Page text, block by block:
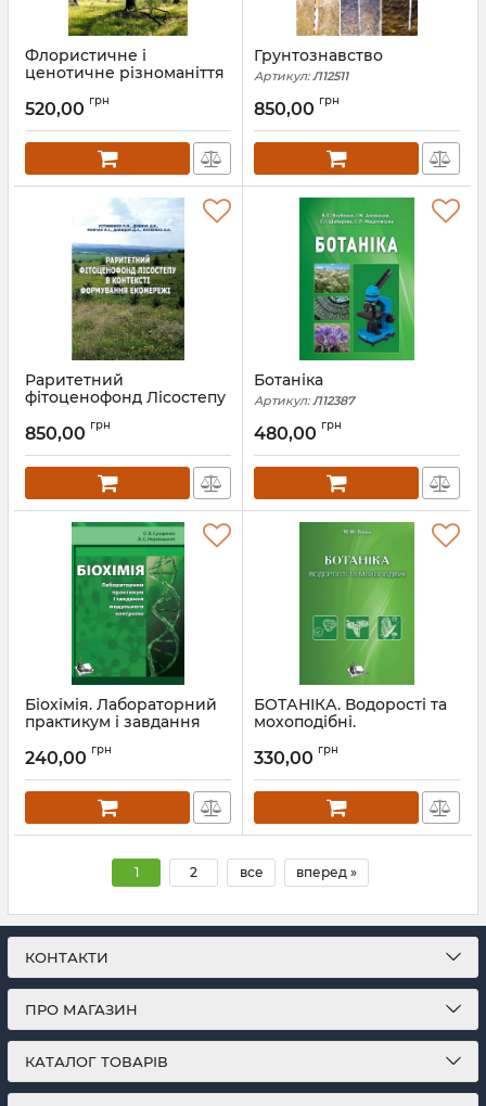
Флористичне і
ценотичне різноманіття
збереженні рослинного
Артикул: Л12468
520,00 грн
Грунтознавство
Артикул: Л12511
850,00 грн
Раритетний
фітоценофонд Лісостепу
екомережі
Артикул: Л12404
850,00 грн
Ботаніка
Артикул: Л12387
480,00 грн
Біохімія. Лабораторний
практикум і завдання
Артикул: Л12130
240,00 грн
БОТАНІКА. Водорості та
мохоподібні.
330,00 грн
1 2 все вперед »
КОНТАКТИ
ПРО МАГАЗИН
КАТАЛОГ ТОВАРІВ